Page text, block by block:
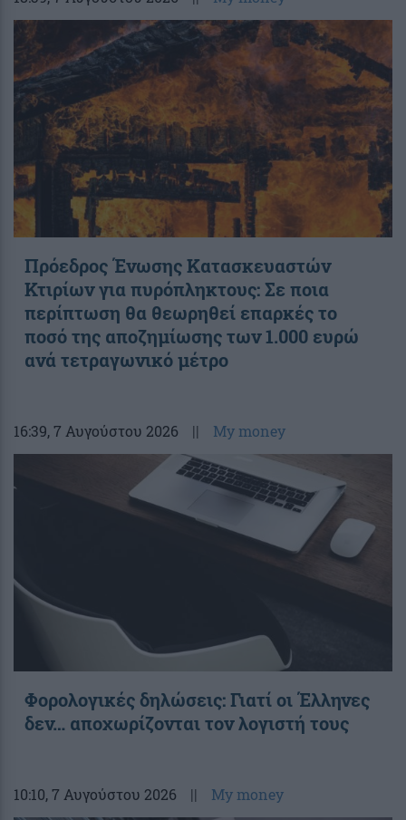
Πρόεδρος Ένωσης Κατασκευαστών
Κτιρίων για πυρόπληκτους: Σε ποια
περίπτωση θα θεωρηθεί επαρκές το
ποσό της αποζημίωσης των 1.000 ευρώ
ανά τετραγωνικό μέτρο
16:39, 7 Αυγούστου 2026 || My money
Φορολογικές δηλώσεις: Γιατί οι Έλληνες
δεν… αποχωρίζονται τον λογιστή τους
10:10, 7 Αυγούστου 2026 || My money